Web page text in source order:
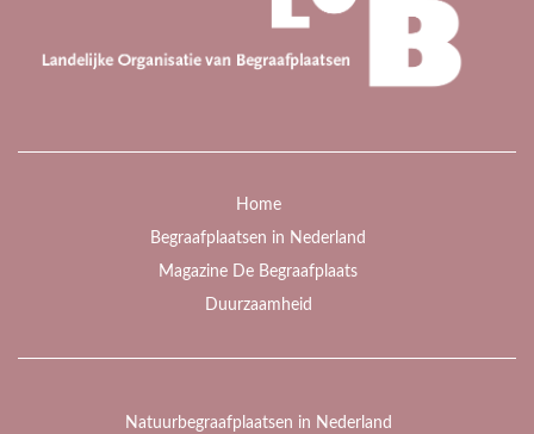
Home
Begraafplaatsen in Nederland
Magazine De Begraafplaats
Duurzaamheid
Natuurbegraafplaatsen in Nederland